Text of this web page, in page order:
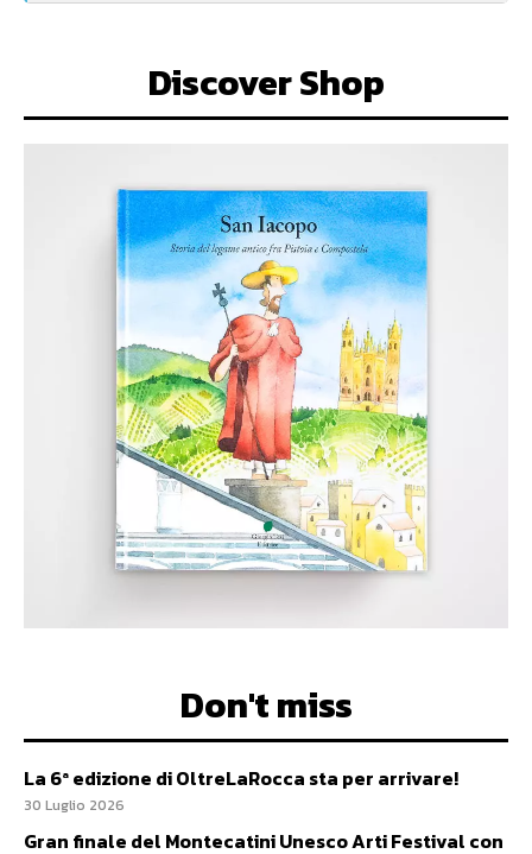
Discover Shop
Don't miss
La 6ª edizione di OltreLaRocca sta per arrivare!
30 Luglio 2026
Gran finale del Montecatini Unesco Arti Festival con